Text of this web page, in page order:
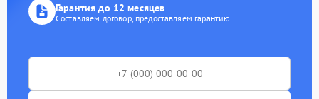
Гарантия до 12 месяцев
Составляем договор, предоставляем гарантию